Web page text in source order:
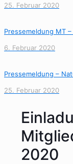
25. Februar 2020
Pressemeldung MT
6. Februar 2020
Pressemeldung –
25. Februar 2020
2020